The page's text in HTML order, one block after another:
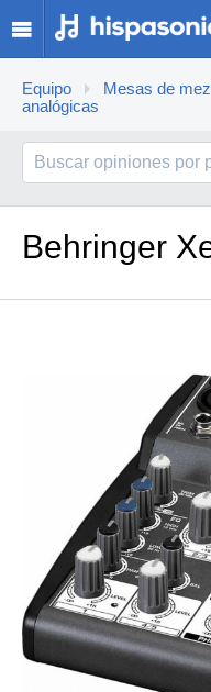
Equipo Mesas de
analógicas
Behringer